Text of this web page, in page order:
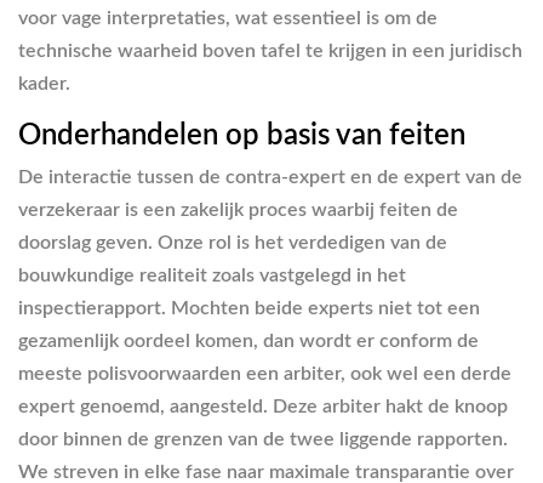
voor vage interpretaties, wat essentieel is om de
technische waarheid boven tafel te krijgen in een juridisch
kader.
Onderhandelen op basis van feiten
De interactie tussen de contra-expert en de expert van de
verzekeraar is een zakelijk proces waarbij feiten de
doorslag geven. Onze rol is het verdedigen van de
bouwkundige realiteit zoals vastgelegd in het
inspectierapport. Mochten beide experts niet tot een
gezamenlijk oordeel komen, dan wordt er conform de
meeste polisvoorwaarden een arbiter, ook wel een derde
expert genoemd, aangesteld. Deze arbiter hakt de knoop
door binnen de grenzen van de twee liggende rapporten.
We streven in elke fase naar maximale transparantie over